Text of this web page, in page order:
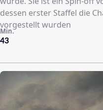
dessen erster Staffel die
vorgestellt wurden
43
Min.